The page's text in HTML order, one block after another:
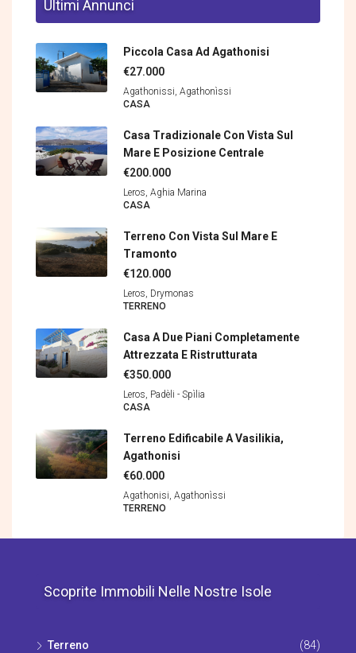
Ultimi Annunci
Piccola Casa Ad Agathonisi
€27.000
Agathonissi, Agathonìssi
CASA
Casa Tradizionale Con Vista Sul
Mare E Posizione Centrale
€200.000
Leros, Aghia Marina
CASA
Terreno Con Vista Sul Mare E
Tramonto
€120.000
Leros, Drymonas
TERRENΟ
Casa A Due Piani Completamente
Attrezzata E Ristrutturata
€350.000
Leros, Padèli - Spìlia
CASA
Terreno Edificabile A Vasilikia,
Agathonisi
€60.000
Agathonisi, Agathonìssi
TERRENΟ
Scoprite Immobili Nelle Nostre Isole
Terrenο (84)